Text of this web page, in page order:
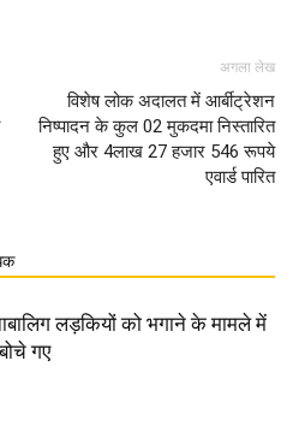
अगला लेख
विशेष लोक अदालत में आर्बीट्रेशन
निष्पादन के कुल 02 मुकदमा निस्तारित
हुए और 4लाख 27 हजार 546 रूपये
एवार्ड पारित
लड़कियों को भगाने के मामले में
गए